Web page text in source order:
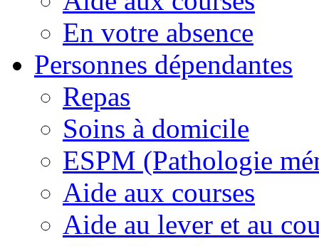
En votre absence
Personnes dépendantes
Repas
Soins à domicile
ESPM (Pathologie
Aide aux courses
Aide au lever et au